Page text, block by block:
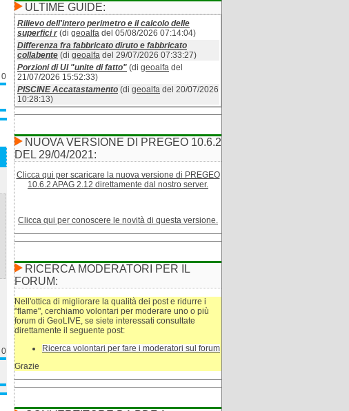
0
0
ULTIME GUIDE:
Rilievo dell'intero perimetro e il calcolo delle
superfici r (di geoalfa del 05/08/2026 07:14:04)
Differenza fra fabbricato diruto e fabbricato
collabente (di geoalfa del 29/07/2026 07:33:27)
Porzioni di UI "unite di fatto" (di geoalfa del
21/07/2026 15:52:33)
PISCINE Accatastamento (di geoalfa del 20/07/2026
10:28:13)
NUOVA VERSIONE DI PREGEO 10.6.2
DEL 29/04/2021:
Clicca qui per scaricare la nuova versione di PREGEO
10.6.2 APAG 2.12 direttamente dal nostro server.
Clicca qui per conoscere le novità di questa versione.
RICERCA MODERATORI PER IL
FORUM:
Nell'ottica di migliorare la qualità dei post e ridurre i
"flame", cerchiamo volontari per moderare uno o più
forum di GeoLIVE, se siete interessati consultate
direttamente il seguente post:
Ricerca volontari per fare i moderatori sul forum
Grazie